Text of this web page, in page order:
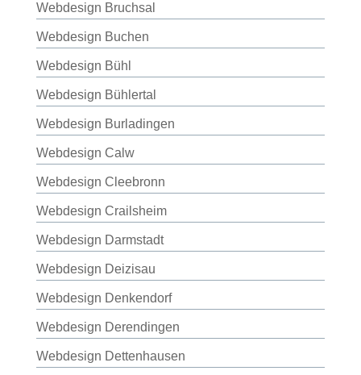
Webdesign Bruchsal
Webdesign Buchen
Webdesign Bühl
Webdesign Bühlertal
Webdesign Burladingen
Webdesign Calw
Webdesign Cleebronn
Webdesign Crailsheim
Webdesign Darmstadt
Webdesign Deizisau
Webdesign Denkendorf
Webdesign Derendingen
Webdesign Dettenhausen